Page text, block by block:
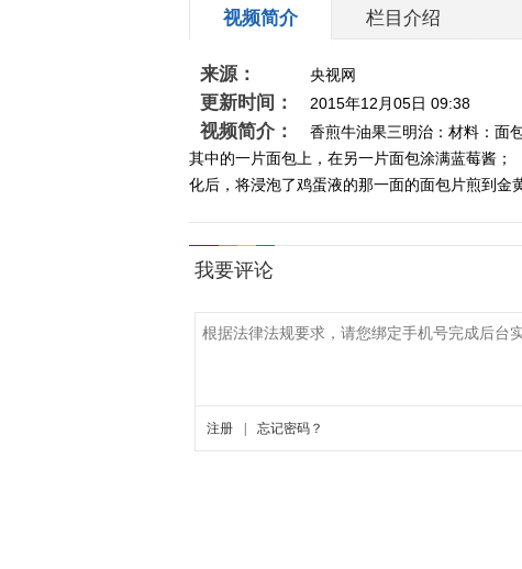
视频简介 栏目介绍
来源： 央视网
更新时间： 2015年12月05日 09:38
视频简介：
香煎牛油果三明治：材料：面
其中的一片面包上，在另一片面包涂满蓝莓酱
化后，将浸泡了鸡蛋液的那一面的面包片煎到金